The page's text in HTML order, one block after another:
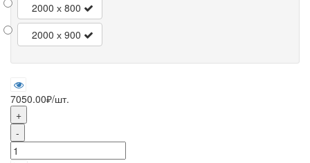
2000 х 800
2000 х 900
7050.00₽/шт.
+
-